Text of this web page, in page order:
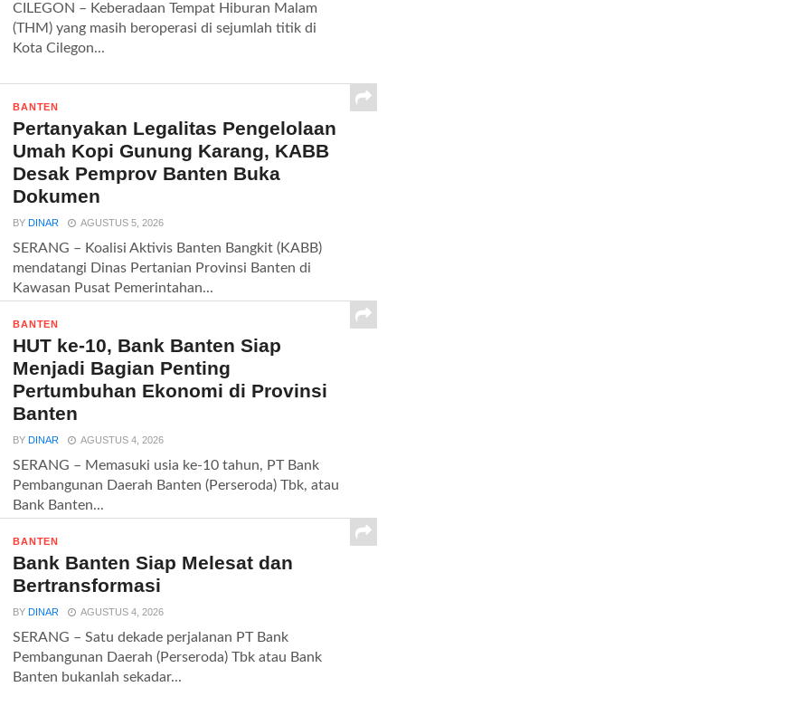
CILEGON – Keberadaan Tempat Hiburan Malam
(THM) yang masih beroperasi di sejumlah titik di
Kota Cilegon...
BANTEN
Pertanyakan Legalitas Pengelolaan
Umah Kopi Gunung Karang, KABB
Desak Pemprov Banten Buka
Dokumen
BYDINAR AGUSTUS 5, 2026
SERANG – Koalisi Aktivis Banten Bangkit (KABB)
mendatangi Dinas Pertanian Provinsi Banten di
Kawasan Pusat Pemerintahan...
BANTEN
HUT ke-10, Bank Banten Siap
Menjadi Bagian Penting
Pertumbuhan Ekonomi di Provinsi
Banten
BYDINAR AGUSTUS 4, 2026
SERANG – Memasuki usia ke-10 tahun, PT Bank
Pembangunan Daerah Banten (Perseroda) Tbk, atau
Bank Banten...
BANTEN
Bank Banten Siap Melesat dan
Bertransformasi
BYDINAR AGUSTUS 4, 2026
SERANG – Satu dekade perjalanan PT Bank
Pembangunan Daerah (Perseroda) Tbk atau Bank
Banten bukanlah sekadar...